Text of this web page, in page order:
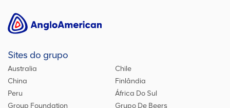
Sites do grupo
Australia
Chile
China
Finlândia
Peru
África Do Sul
Group Foundation
Grupo De Beers